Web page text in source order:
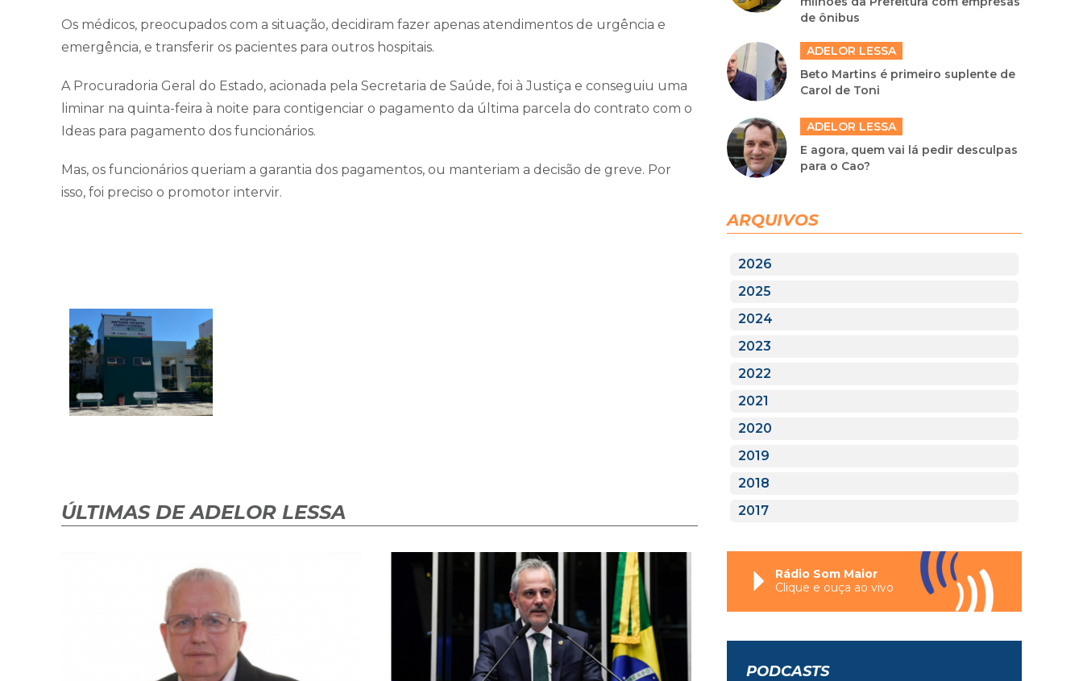
Os médicos, preocupados com a situação, decidiram fazer apenas atendimentos de urgência e
emergência, e transferir os pacientes para outros hospitais.
A Procuradoria Geral do Estado, acionada pela Secretaria de Saúde, foi à Justiça e conseguiu uma
liminar na quinta-feira à noite para contigenciar o pagamento da última parcela do contrato com o
Ideas para pagamento dos funcionários.
Mas, os funcionários queriam a garantia dos pagamentos, ou manteriam a decisão de greve. Por
isso, foi preciso o promotor intervir.
ÚLTIMAS DE ADELOR LESSA
de ônibus
ADELOR LESSA
Beto Martins é primeiro suplente de
Carol de Toni
ADELOR LESSA
E agora, quem vai lá pedir desculpas
para o Cao?
ARQUIVOS
2026
2025
2024
2023
2022
2021
2020
2019
2018
2017
Rádio Som Maior
Clique e ouça ao vivo
PODCASTS